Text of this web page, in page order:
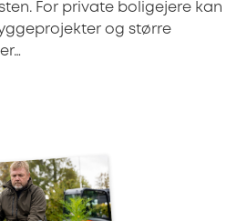
For private boligejere kan
og større